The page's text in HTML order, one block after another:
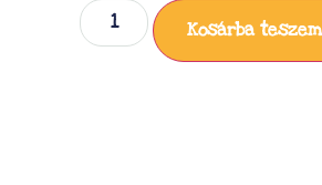
Kosárba teszem